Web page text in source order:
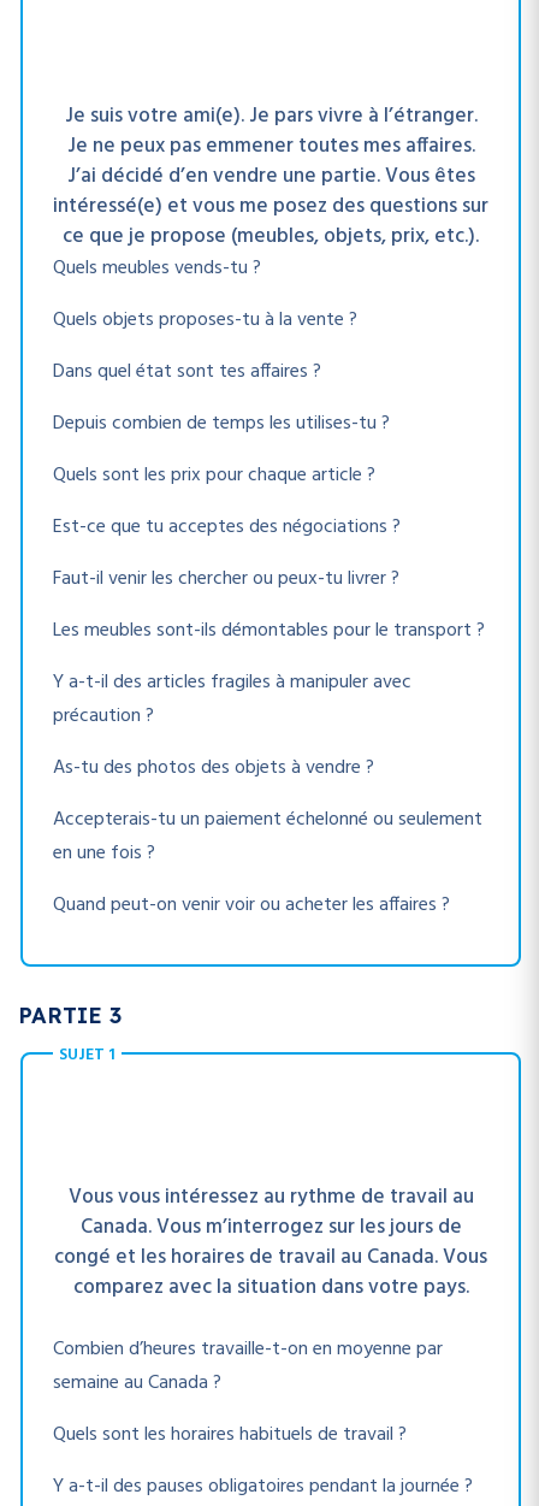
Je suis votre ami(e). Je pars vivre à l’étranger.
Je ne peux pas emmener toutes mes affaires.
J’ai décidé d’en vendre une partie. Vous êtes
intéressé(e) et vous me posez des questions sur
ce que je propose (meubles, objets, prix, etc.).
Quels meubles vends-tu ?
Quels objets proposes-tu à la vente ?
Dans quel état sont tes affaires ?
Depuis combien de temps les utilises-tu ?
Quels sont les prix pour chaque article ?
Est-ce que tu acceptes des négociations ?
Faut-il venir les chercher ou peux-tu livrer ?
Les meubles sont-ils démontables pour le transport ?
Y a-t-il des articles fragiles à manipuler avec
précaution ?
As-tu des photos des objets à vendre ?
Accepterais-tu un paiement échelonné ou seulement
en une fois ?
Quand peut-on venir voir ou acheter les affaires ?
PARTIE 3
SUJET 1
Vous vous intéressez au rythme de travail au
Canada. Vous m’interrogez sur les jours de
congé et les horaires de travail au Canada. Vous
comparez avec la situation dans votre pays.
Combien d’heures travaille-t-on en moyenne par
semaine au Canada ?
Quels sont les horaires habituels de travail ?
Y a-t-il des pauses obligatoires pendant la journée ?